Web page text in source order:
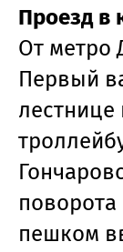
Проезд в
От метро
Первый
лестнице
пешком